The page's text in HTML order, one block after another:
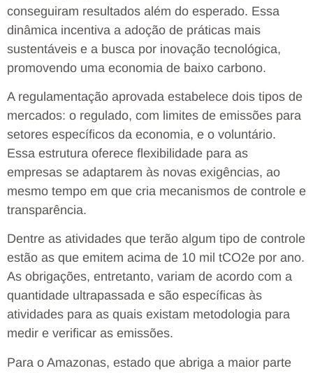
conseguiram resultados além do esperado. Essa
dinâmica incentiva a adoção de práticas mais
sustentáveis e a busca por inovação tecnológica,
promovendo uma economia de baixo carbono.
A regulamentação aprovada estabelece dois tipos de
mercados: o regulado, com limites de emissões para
setores específicos da economia, e o voluntário.
Essa estrutura oferece flexibilidade para as
empresas se adaptarem às novas exigências, ao
mesmo tempo em que cria mecanismos de controle e
transparência.
Dentre as atividades que terão algum tipo de controle
estão as que emitem acima de 10 mil tCO2e por ano.
As obrigações, entretanto, variam de acordo com a
quantidade ultrapassada e são específicas às
atividades para as quais existam metodologia para
medir e verificar as emissões.
Para o Amazonas, estado que abriga a maior parte